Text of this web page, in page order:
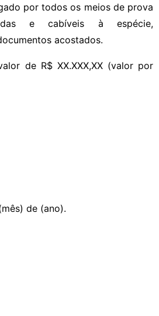
por todos os meios de prova
e cabíveis à espécie,
acostados.
de R$ XX.XXX,XX (valor por
de (ano).